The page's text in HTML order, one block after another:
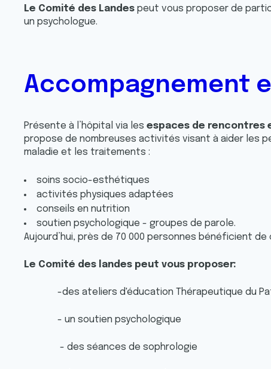
n
n
Le Comité des Landes peut vous proposer de
un psychologue.
Accompagnement
Présente à l’hôpital via les espaces de rencontres
propose de nombreuses activités visant à aider les
maladie et les traitements :
soins socio-esthétiques
activités physiques adaptées
conseils en nutrition
soutien psychologique - groupes de parole.
Aujourd’hui, près de 70 000 personnes bénéficient
Le Comité des landes peut vous proposer:
-des ateliers d'éducation Thérapeutique du
- un soutien psychologique
- des séances de sophrologie